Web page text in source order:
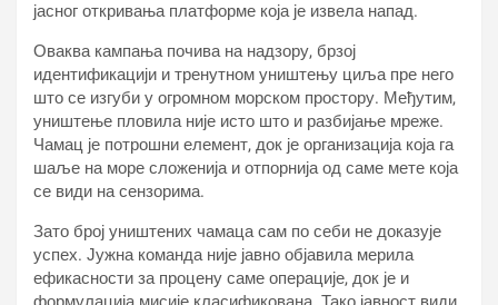
јасног откривања платформе која је извела напад.
Оваква кампања почива на надзору, брзој
идентификацији и тренутном уништењу циља пре него
што се изгуби у огромном морском простору. Међутим,
уништење пловила није исто што и разбијање мреже.
Чамац је потрошни елемент, док је организација која га
шаље на море сложенија и отпорнија од саме мете која
се види на сензорима.
Зато број уништених чамаца сам по себи не доказује
успех. Јужна команда није јавно објавила мерила
ефикасности за процену саме операције, док је и